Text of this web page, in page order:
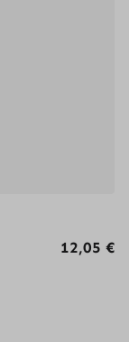
12,05 €